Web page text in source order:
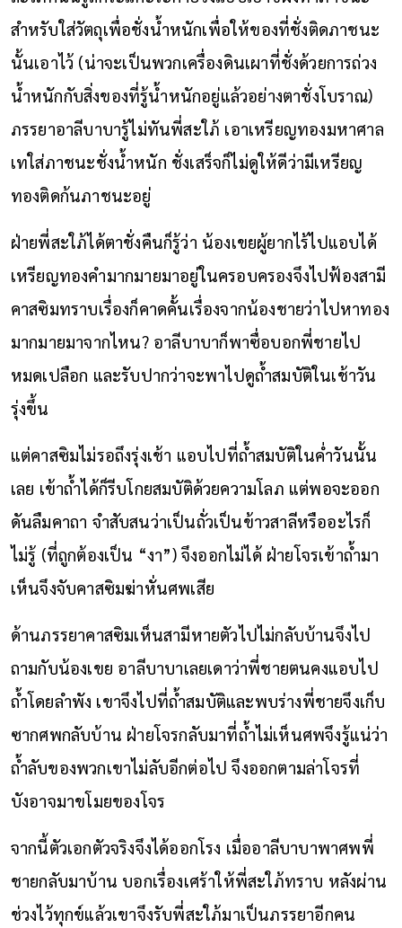
สำหรับใส่วัตถุเพื่อชั่งน้ำหนักเพื่อให้ของที่ชั่งติดภาชนะ
นั้นเอาไว้ (น่าจะเป็นพวกเครื่องดินเผาที่ชั่งด้วยการถ่วง
น้ำหนักกับสิ่งของที่รู้น้ำหนักอยู่แล้วอย่างตาชั่งโบราณ)
ภรรยาอาลีบาบารู้ไม่ทันพี่สะใภ้ เอาเหรียญทองมหาศาล
เทใส่ภาชนะชั่งน้ำหนัก ชั่งเสร็จก็ไม่ดูให้ดีว่ามีเหรียญ
ทองติดก้นภาชนะอยู่
ฝ่ายพี่สะใภ้ได้ตาชั่งคืนก็รู้ว่า น้องเขยผู้ยากไร้ไปแอบได้
เหรียญทองคำมากมายมาอยู่ในครอบครองจึงไปฟ้องสามี
คาสซิมทราบเรื่องก็คาดคั้นเรื่องจากน้องชายว่าไปหาทอง
มากมายมาจากไหน? อาลีบาบาก็พาซื่อบอกพี่ชายไป
หมดเปลือก และรับปากว่าจะพาไปดูถ้ำสมบัติในเช้าวัน
รุ่งขึ้น
แต่คาสซิมไม่รอถึงรุ่งเช้า แอบไปที่ถ้ำสมบัติในค่ำวันนั้น
เลย เข้าถ้ำได้ก็รีบโกยสมบัติด้วยความโลภ แต่พอจะออก
ดันลืมคาถา จำสับสนว่าเป็นถั่วเป็นข้าวสาลีหรืออะไรก็
ไม่รู้ (ที่ถูกต้องเป็น “งา”) จึงออกไม่ได้ ฝ่ายโจรเข้าถ้ำมา
เห็นจึงจับคาสซิมฆ่าหั่นศพเสีย
ด้านภรรยาคาสซิมเห็นสามีหายตัวไปไม่กลับบ้านจึงไป
ถามกับน้องเขย อาลีบาบาเลยเดาว่าพี่ชายตนคงแอบไป
ถ้ำโดยลำพัง เขาจึงไปที่ถ้ำสมบัติและพบร่างพี่ชายจึงเก็บ
ซากศพกลับบ้าน ฝ่ายโจรกลับมาที่ถ้ำไม่เห็นศพจึงรู้แน่ว่า
ถ้ำลับของพวกเขาไม่ลับอีกต่อไป จึงออกตามล่าโจรที่
บังอาจมาขโมยของโจร
จากนี้ตัวเอกตัวจริงจึงได้ออกโรง เมื่ออาลีบาบาพาศพพี่
ชายกลับมาบ้าน บอกเรื่องเศร้าให้พี่สะใภ้ทราบ หลังผ่าน
ช่วงไว้ทุกข์แล้วเขาจึงรับพี่สะใภ้มาเป็นภรรยาอีกคน